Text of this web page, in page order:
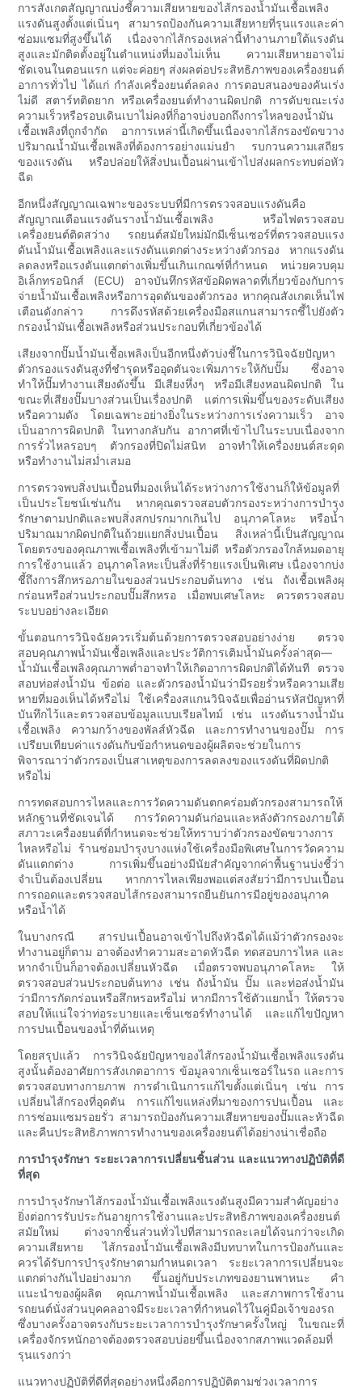
การสังเกตสัญญาณบ่งชี้ความเสียหายของไส้กรองน้ำมันเชื้อเพลิง
แรงดันสูงตั้งแต่เนิ่นๆ สามารถป้องกันความเสียหายที่รุนแรงและค่า
ซ่อมแซมที่สูงขึ้นได้ เนื่องจากไส้กรองเหล่านี้ทำงานภายใต้แรงดัน
สูงและมักติดตั้งอยู่ในตำแหน่งที่มองไม่เห็น ความเสียหายอาจไม่
ชัดเจนในตอนแรก แต่จะค่อยๆ ส่งผลต่อประสิทธิภาพของเครื่องยนต์
อาการทั่วไป ได้แก่ กำลังเครื่องยนต์ลดลง การตอบสนองของคันเร่ง
ไม่ดี สตาร์ทติดยาก หรือเครื่องยนต์ทำงานผิดปกติ การดับขณะเร่ง
ความเร็วหรือรอบเดินเบาไม่คงที่ก็อาจบ่งบอกถึงการไหลของน้ำมัน
เชื้อเพลิงที่ถูกจำกัด อาการเหล่านี้เกิดขึ้นเนื่องจากไส้กรองขัดขวาง
ปริมาณน้ำมันเชื้อเพลิงที่ต้องการอย่างแม่นยำ รบกวนความเสถียร
ของแรงดัน หรือปล่อยให้สิ่งปนเปื้อนผ่านเข้าไปส่งผลกระทบต่อหัว
ฉีด
อีกหนึ่งสัญญาณเฉพาะของระบบที่มีการตรวจสอบแรงดันคือ
สัญญาณเตือนแรงดันรางน้ำมันเชื้อเพลิง หรือไฟตรวจสอบ
เครื่องยนต์ติดสว่าง รถยนต์สมัยใหม่มักมีเซ็นเซอร์ที่ตรวจสอบแรง
ดันน้ำมันเชื้อเพลิงและแรงดันแตกต่างระหว่างตัวกรอง หากแรงดัน
ลดลงหรือแรงดันแตกต่างเพิ่มขึ้นเกินเกณฑ์ที่กำหนด หน่วยควบคุม
อิเล็กทรอนิกส์ (ECU) อาจบันทึกรหัสข้อผิดพลาดที่เกี่ยวข้องกับการ
จ่ายน้ำมันเชื้อเพลิงหรือการอุดตันของตัวกรอง หากคุณสังเกตเห็นไฟ
เตือนดังกล่าว การดึงรหัสด้วยเครื่องมือสแกนสามารถชี้ไปยังตัว
กรองน้ำมันเชื้อเพลิงหรือส่วนประกอบที่เกี่ยวข้องได้
เสียงจากปั๊มน้ำมันเชื้อเพลิงเป็นอีกหนึ่งตัวบ่งชี้ในการวินิจฉัยปัญหา
ตัวกรองแรงดันสูงที่ชำรุดหรืออุดตันจะเพิ่มภาระให้กับปั๊ม ซึ่งอาจ
ทำให้ปั๊มทำงานเสียงดังขึ้น มีเสียงหึ่งๆ หรือมีเสียงหอนผิดปกติ ใน
ขณะที่เสียงปั๊มบางส่วนเป็นเรื่องปกติ แต่การเพิ่มขึ้นของระดับเสียง
หรือความดัง โดยเฉพาะอย่างยิ่งในระหว่างการเร่งความเร็ว อาจ
เป็นอาการผิดปกติ ในทางกลับกัน อากาศที่เข้าไปในระบบเนื่องจาก
การรั่วไหลรอบๆ ตัวกรองที่ปิดไม่สนิท อาจทำให้เครื่องยนต์สะดุด
หรือทำงานไม่สม่ำเสมอ
การตรวจพบสิ่งปนเปื้อนที่มองเห็นได้ระหว่างการใช้งานก็ให้ข้อมูลที่
เป็นประโยชน์เช่นกัน หากคุณตรวจสอบตัวกรองระหว่างการบำรุง
รักษาตามปกติและพบสิ่งสกปรกมากเกินไป อนุภาคโลหะ หรือน้ำ
ปริมาณมากผิดปกติในถ้วยแยกสิ่งปนเปื้อน สิ่งเหล่านี้เป็นสัญญาณ
โดยตรงของคุณภาพเชื้อเพลิงที่เข้ามาไม่ดี หรือตัวกรองใกล้หมดอายุ
การใช้งานแล้ว อนุภาคโลหะเป็นสิ่งที่ร้ายแรงเป็นพิเศษ เนื่องจากบ่ง
ชี้ถึงการสึกหรอภายในของส่วนประกอบต้นทาง เช่น ถังเชื้อเพลิงผุ
กร่อนหรือส่วนประกอบปั๊มสึกหรอ เมื่อพบเศษโลหะ ควรตรวจสอบ
ระบบอย่างละเอียด
ขั้นตอนการวินิจฉัยควรเริ่มต้นด้วยการตรวจสอบอย่างง่าย ตรวจ
สอบคุณภาพน้ำมันเชื้อเพลิงและประวัติการเติมน้ำมันครั้งล่าสุด—
น้ำมันเชื้อเพลิงคุณภาพต่ำอาจทำให้เกิดอาการผิดปกติได้ทันที ตรวจ
สอบท่อส่งน้ำมัน ข้อต่อ และตัวกรองน้ำมันว่ามีรอยรั่วหรือความเสีย
หายที่มองเห็นได้หรือไม่ ใช้เครื่องสแกนวินิจฉัยเพื่ออ่านรหัสปัญหาที่
บันทึกไว้และตรวจสอบข้อมูลแบบเรียลไทม์ เช่น แรงดันรางน้ำมัน
เชื้อเพลิง ความกว้างของพัลส์หัวฉีด และการทำงานของปั๊ม การ
เปรียบเทียบค่าแรงดันกับข้อกำหนดของผู้ผลิตจะช่วยในการ
พิจารณาว่าตัวกรองเป็นสาเหตุของการลดลงของแรงดันที่ผิดปกติ
หรือไม่
การทดสอบการไหลและการวัดความดันตกคร่อมตัวกรองสามารถให้
หลักฐานที่ชัดเจนได้ การวัดความดันก่อนและหลังตัวกรองภายใต้
สภาวะเครื่องยนต์ที่กำหนดจะช่วยให้ทราบว่าตัวกรองขัดขวางการ
ไหลหรือไม่ ร้านซ่อมบำรุงบางแห่งใช้เครื่องมือพิเศษในการวัดความ
ดันแตกต่าง การเพิ่มขึ้นอย่างมีนัยสำคัญจากค่าพื้นฐานบ่งชี้ว่า
จำเป็นต้องเปลี่ยน หากการไหลเพียงพอแต่สงสัยว่ามีการปนเปื้อน
การถอดและตรวจสอบไส้กรองสามารถยืนยันการมีอยู่ของอนุภาค
หรือน้ำได้
ในบางกรณี สารปนเปื้อนอาจเข้าไปถึงหัวฉีดได้แม้ว่าตัวกรองจะ
ทำงานอยู่ก็ตาม อาจต้องทำความสะอาดหัวฉีด ทดสอบการไหล และ
หากจำเป็นก็อาจต้องเปลี่ยนหัวฉีด เมื่อตรวจพบอนุภาคโลหะ ให้
ตรวจสอบส่วนประกอบต้นทาง เช่น ถังน้ำมัน ปั๊ม และท่อส่งน้ำมัน
ว่ามีการกัดกร่อนหรือสึกหรอหรือไม่ หากมีการใช้ตัวแยกน้ำ ให้ตรวจ
สอบให้แน่ใจว่าท่อระบายและเซ็นเซอร์ทำงานได้ และแก้ไขปัญหา
การปนเปื้อนของน้ำที่ต้นเหตุ
โดยสรุปแล้ว การวินิจฉัยปัญหาของไส้กรองน้ำมันเชื้อเพลิงแรงดัน
สูงนั้นต้องอาศัยการสังเกตอาการ ข้อมูลจากเซ็นเซอร์ในรถ และการ
ตรวจสอบทางกายภาพ การดำเนินการแก้ไขตั้งแต่เนิ่นๆ เช่น การ
เปลี่ยนไส้กรองที่อุดตัน การแก้ไขแหล่งที่มาของการปนเปื้อน และ
การซ่อมแซมรอยรั่ว สามารถป้องกันความเสียหายของปั๊มและหัวฉีด
และคืนประสิทธิภาพการทำงานของเครื่องยนต์ได้อย่างน่าเชื่อถือ
การบำรุงรักษา ระยะเวลาการเปลี่ยนชิ้นส่วน และแนวทางปฏิบัติที่ดี
ที่สุด
การบำรุงรักษาไส้กรองน้ำมันเชื้อเพลิงแรงดันสูงมีความสำคัญอย่าง
ยิ่งต่อการรับประกันอายุการใช้งานและประสิทธิภาพของเครื่องยนต์
สมัยใหม่ ต่างจากชิ้นส่วนทั่วไปที่สามารถละเลยได้จนกว่าจะเกิด
ความเสียหาย ไส้กรองน้ำมันเชื้อเพลิงมีบทบาทในการป้องกันและ
ควรได้รับการบำรุงรักษาตามกำหนดเวลา ระยะเวลาการเปลี่ยนจะ
แตกต่างกันไปอย่างมาก ขึ้นอยู่กับประเภทของยานพาหนะ คำ
แนะนำของผู้ผลิต คุณภาพน้ำมันเชื้อเพลิง และสภาพการใช้งาน
รถยนต์นั่งส่วนบุคคลอาจมีระยะเวลาที่กำหนดไว้ในคู่มือเจ้าของรถ
ซึ่งบางครั้งอาจตรงกับระยะเวลาการบำรุงรักษาครั้งใหญ่ ในขณะที่
เครื่องจักรหนักอาจต้องตรวจสอบบ่อยขึ้นเนื่องจากสภาพแวดล้อมที่
รุนแรงกว่า
แนวทางปฏิบัติที่ดีที่สุดอย่างหนึ่งคือการปฏิบัติตามช่วงเวลาการ